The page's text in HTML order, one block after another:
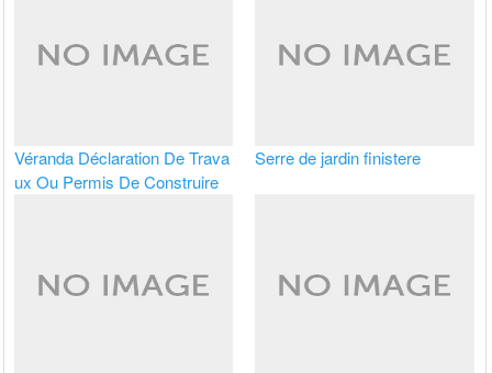
Véranda Déclaration De Trava
ux Ou Permis De Construire
Serre de jardin finistere